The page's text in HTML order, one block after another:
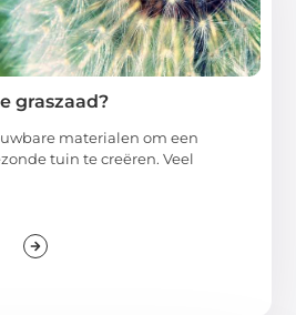
graszaad?
materialen om een
tuin te creëren. Veel